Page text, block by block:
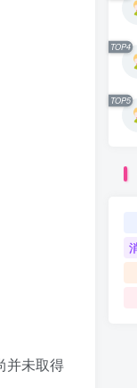
并未取得
TOP4
TOP5